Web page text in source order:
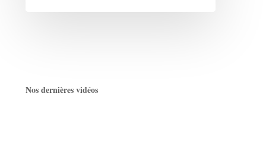
Nos dernières vidéos